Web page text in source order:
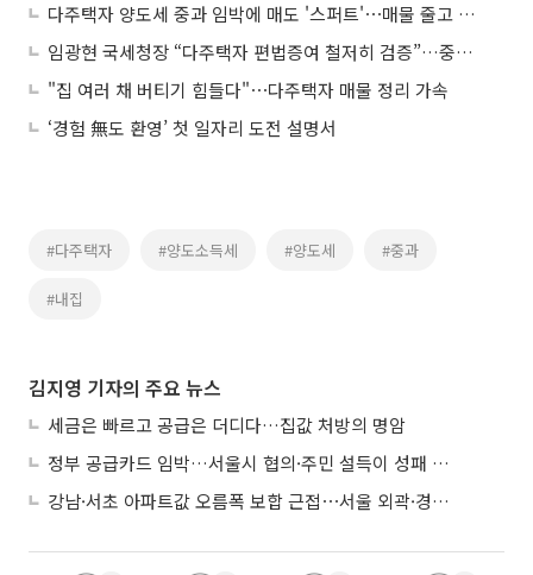
다주택자 양도세 중과 임박에 매도 '스퍼트'⋯매물 줄고 토허 신청 몰렸다
임광현 국세청장 “다주택자 편법증여 철저히 검증”…중과유예 종료 앞두고 경고
"집 여러 채 버티기 힘들다"⋯다주택자 매물 정리 가속
‘경험 無도 환영’ 첫 일자리 도전 설명서
#다주택자 #양도소득세 #양도세 #중과
#내집
김지영 기자의 주요 뉴스
세금은 빠르고 공급은 더디다…집값 처방의 명암
정부 공급카드 임박…서울시 협의·주민 설득이 성패 가른다
강남·서초 아파트값 오름폭 보합 근접⋯서울 외곽·경기 남부 중심 매수세